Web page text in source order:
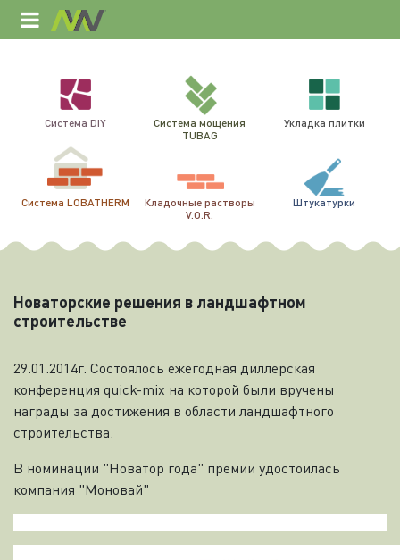
Система DIY
Система мощения
TUBAG
Укладка плитки
Система LOBATHERM
Кладочные растворы
V.O.R.
Штукатурки
Новаторские решения в ландшафтном
строительстве
29.01.2014г. Состоялось ежегодная диллерская
конференция quick-mix на которой были вручены
награды за достижения в области ландшафтного
строительства.
В номинации "Новатор года" премии удостоилась
компания "Моновай"